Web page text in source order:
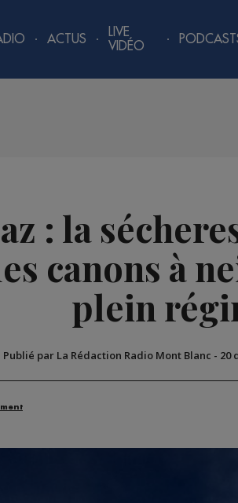
ACTUS
LIVE
VIDÉO
: la
canons à
plein
Publié par La Rédaction Radio Mont Blanc - 20